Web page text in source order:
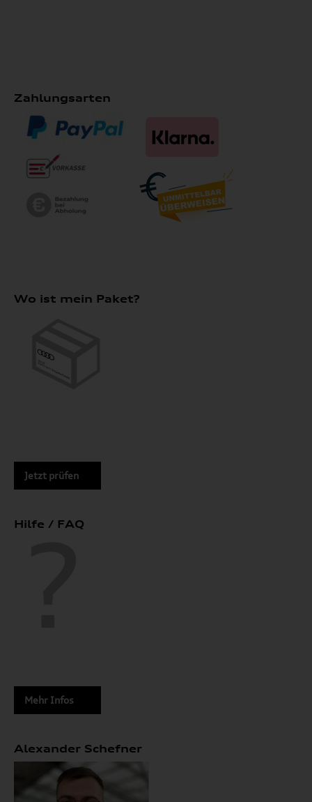
Zahlungsarten
Wo ist mein Paket?
Jetzt prüfen
Hilfe / FAQ
Mehr Infos
Alexander Schefner